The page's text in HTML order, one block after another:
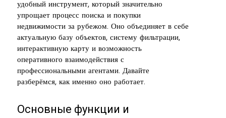
удобный инструмент, который значительно
упрощает процесс поиска и покупки
недвижимости за рубежом. Оно объединяет в себе
актуальную базу объектов, систему фильтрации,
интерактивную карту и возможность
оперативного взаимодействия с
профессиональными агентами. Давайте
разберёмся, как именно оно работает.
Основные функции и